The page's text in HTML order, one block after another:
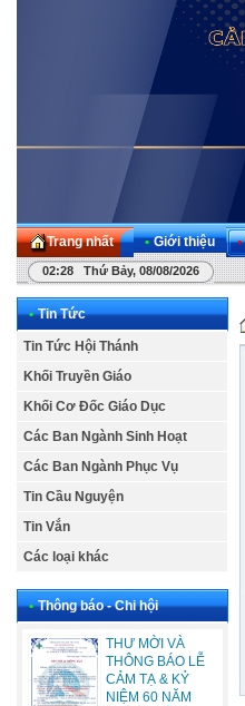
Trang nhất • Giới thiệu •
02:28 Thứ Bảy, 08/08/2026
• Tin Tức
Tin Tức Hội Thánh
Khối Truyền Giáo
Khối Cơ Đốc Giáo Dục
Các Ban Ngành Sinh Hoạt
Các Ban Ngành Phục Vụ
Tin Cầu Nguyện
Tin Vắn
Các loại khác
• Thông báo - Chi hội
THƯ MỜI VÀ
THÔNG BÁO LỄ
CẢM TẠ & KỶ
NIỆM 60 NĂM